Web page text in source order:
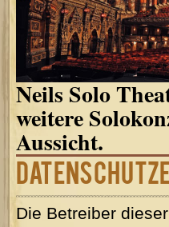
Neils Solo
weitere
Aussicht.
Die Betreiber